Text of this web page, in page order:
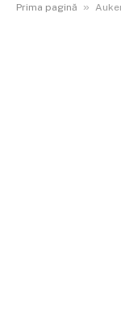
Prima pagină » Aukera